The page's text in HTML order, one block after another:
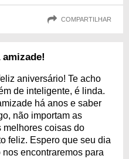
COMPARTILHAR
aniversário! Te acho
de inteligente, é linda.
há anos e saber
não importam as
melhores coisas do
feliz. Espero que seu dia
encontraremos para